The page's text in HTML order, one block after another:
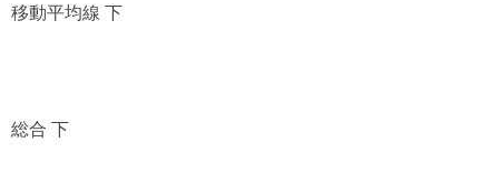
移動平均線 下
総合 下